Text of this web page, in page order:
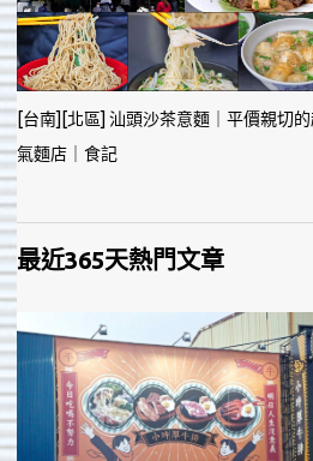
[台南][北區] 汕頭沙茶意麵｜平價親切的
氣麵店｜食記
最近365天熱門文章